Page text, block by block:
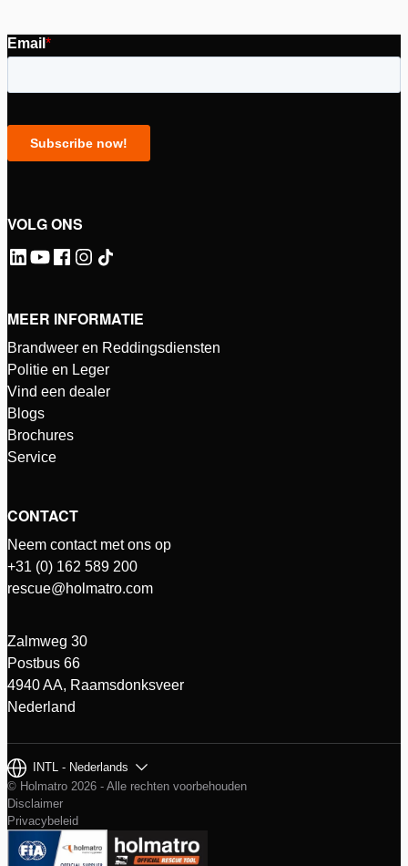
VOLG ONS
MEER INFORMATIE
Brandweer en Reddingsdiensten
Politie en Leger
Vind een dealer
Blogs
Brochures
Service
CONTACT
Neem contact met ons op
+31 (0) 162 589 200
rescue@holmatro.com
Zalmweg 30
Postbus 66
4940 AA, Raamsdonksveer
Nederland
INTL - Nederlands
© Holmatro 2026 - Alle rechten voorbehouden
Disclaimer
Privacybeleid